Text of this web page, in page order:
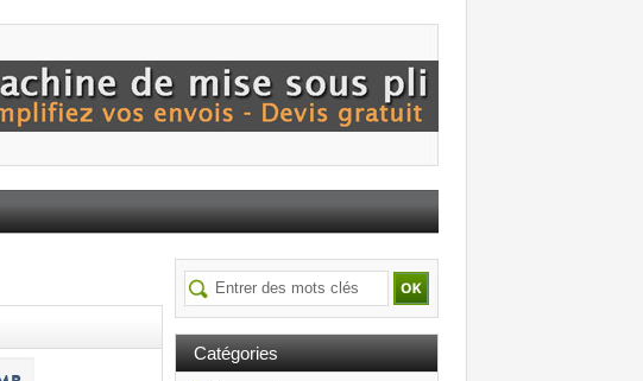
Catégories